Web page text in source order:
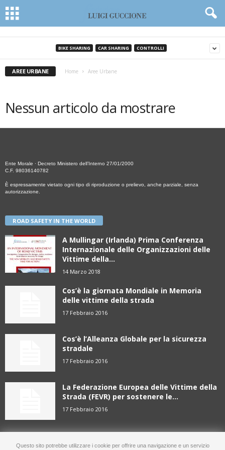
BIKE SHARING CAR SHARING CONTROLLI
AREE URBANE Home Aree Urbane
Nessun articolo da mostrare
Ente Morale · Decreto Ministero dell’Interno 27/01/2000
C.F. 98036140782
È espressamente vietato ogni tipo di riproduzione o prelievo, anche parziale, senza
autorizzazione.
ROAD SAFETY IN THE WORLD
A Mullingar (Irlanda) Prima Conferenza
Internazionale delle Organizzazioni delle
Vittime della...
14 Marzo 2018
Cos’è la giornata Mondiale in Memoria
delle vittime della strada
17 Febbraio 2016
Cos’è l’Alleanza Globale per la sicurezza
stradale
17 Febbraio 2016
La Federazione Europea delle Vittime della
Strada (FEVR) per sostenere le...
17 Febbraio 2016
Questo sito potrebbe utilizzare i cookie per offrire una navigazione e un servizio